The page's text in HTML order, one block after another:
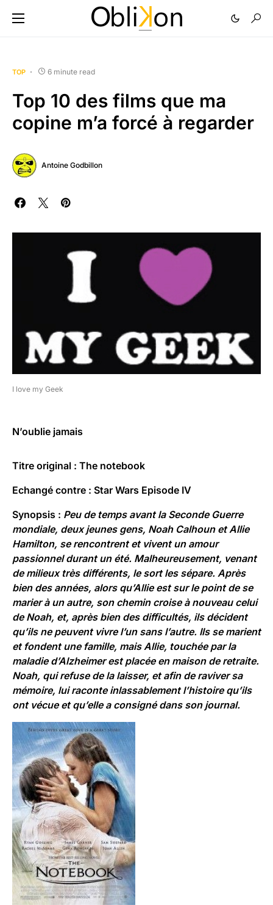
TOP 6 minute read
Top 10 des films que ma
copine m’a forcé à regarder
Antoine Godbillon
I love my Geek
N’oublie jamais
Titre original : The notebook
Echangé contre : Star Wars Episode IV
Synopsis : Peu de temps avant la Seconde Guerre
mondiale, deux jeunes gens, Noah Calhoun et Allie
Hamilton, se rencontrent et vivent un amour
passionnel durant un été. Malheureusement, venant
de milieux très différents, le sort les sépare. Après
bien des années, alors qu’Allie est sur le point de se
marier à un autre, son chemin croise à nouveau celui
de Noah, et, après bien des difficultés, ils décident
qu’ils ne peuvent vivre l’un sans l’autre. Ils se marient
et fondent une famille, mais Allie, touchée par la
maladie d’Alzheimer est placée en maison de retraite.
Noah, qui refuse de la laisser, et afin de raviver sa
mémoire, lui raconte inlassablement l’histoire qu’ils
ont vécue et qu’elle a consigné dans son journal.